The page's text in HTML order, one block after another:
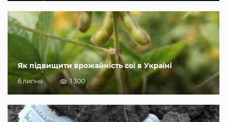
Як підвищити врожайність сої в Україні
6 липня 1 300